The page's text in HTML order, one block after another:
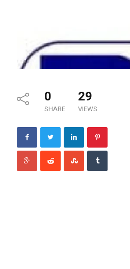
0
SHARE
29
VIEWS